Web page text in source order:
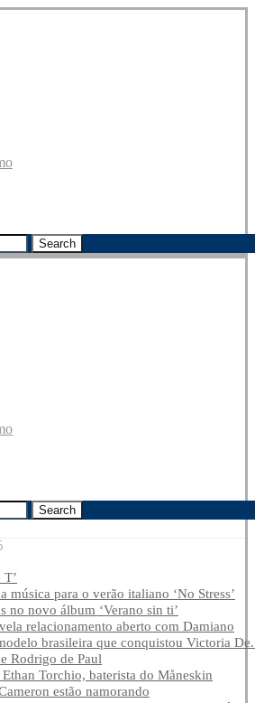
Search
Search
música para o verão italiano ‘No Stress’
no novo álbum ‘Verano sin ti’
relacionamento aberto com Damiano
brasileira que conquistou Victoria
Rodrigo de Paul
Torchio, baterista do Måneskin
estão namorando